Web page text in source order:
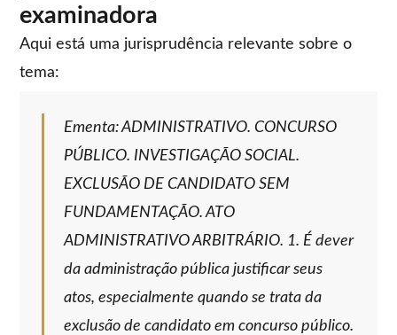
examinadora
Aqui está uma jurisprudência relevante sobre o
tema:
Ementa: ADMINISTRATIVO. CONCURSO
PÚBLICO. INVESTIGAÇÃO SOCIAL.
EXCLUSÃO DE CANDIDATO SEM
FUNDAMENTAÇÃO. ATO
ADMINISTRATIVO ARBITRÁRIO. 1. É dever
da administração pública justificar seus
atos, especialmente quando se trata da
exclusão de candidato em concurso público.